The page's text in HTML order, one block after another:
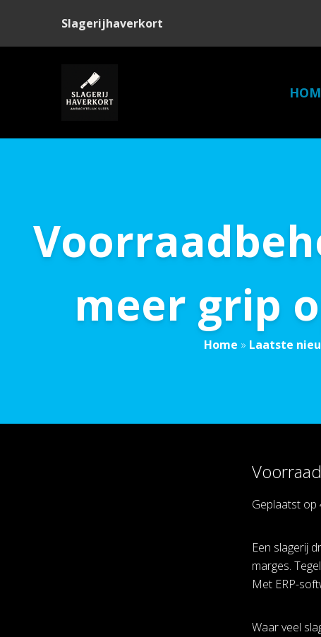
Slagerijhaverkort
meer grip
Home » Laatste
Geplaatst op
Een slagerij
marges.
Met ERP-
Waar veel